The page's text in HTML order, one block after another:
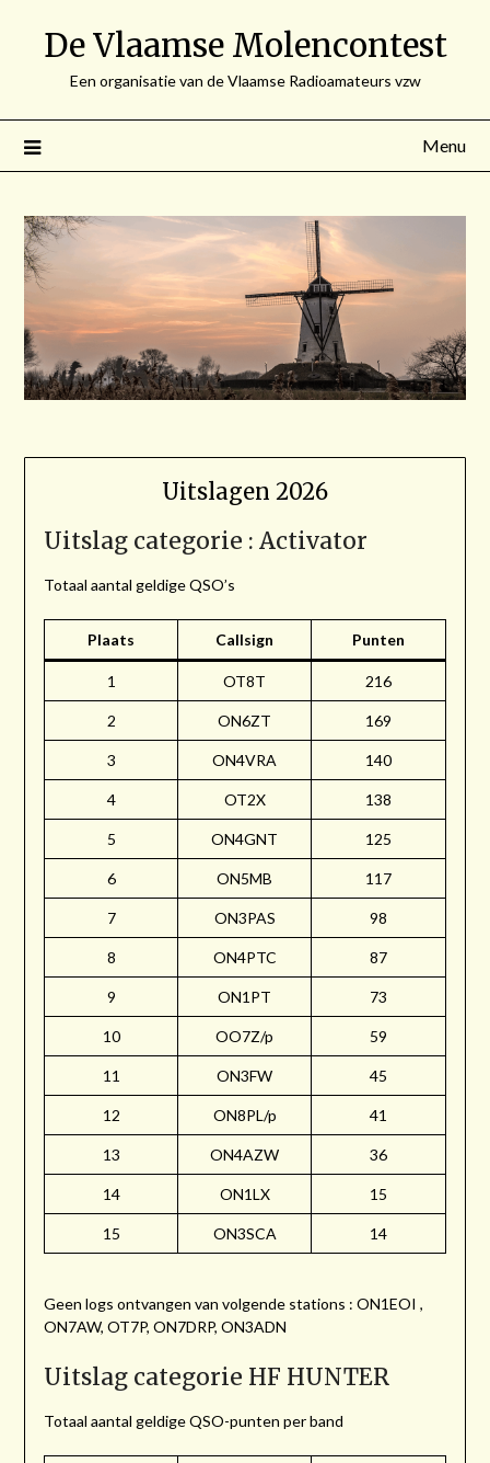
De Vlaamse Molencontest
Een organisatie van de Vlaamse Radioamateurs vzw
Menu
Uitslagen 2026
Uitslag categorie : Activator
Totaal aantal geldige QSO’s
Plaats Callsign Punten
1 OT8T 216
2 ON6ZT 169
3 ON4VRA 140
4 OT2X 138
5 ON4GNT 125
6 ON5MB 117
7 ON3PAS 98
8 ON4PTC 87
9 ON1PT 73
10 OO7Z/p 59
11 ON3FW 45
12 ON8PL/p 41
13 ON4AZW 36
14 ON1LX 15
15 ON3SCA 14
Geen logs ontvangen van volgende stations : ON1EOI ,
ON7AW, OT7P, ON7DRP, ON3ADN
Uitslag categorie HF HUNTER
Totaal aantal geldige QSO-punten per band